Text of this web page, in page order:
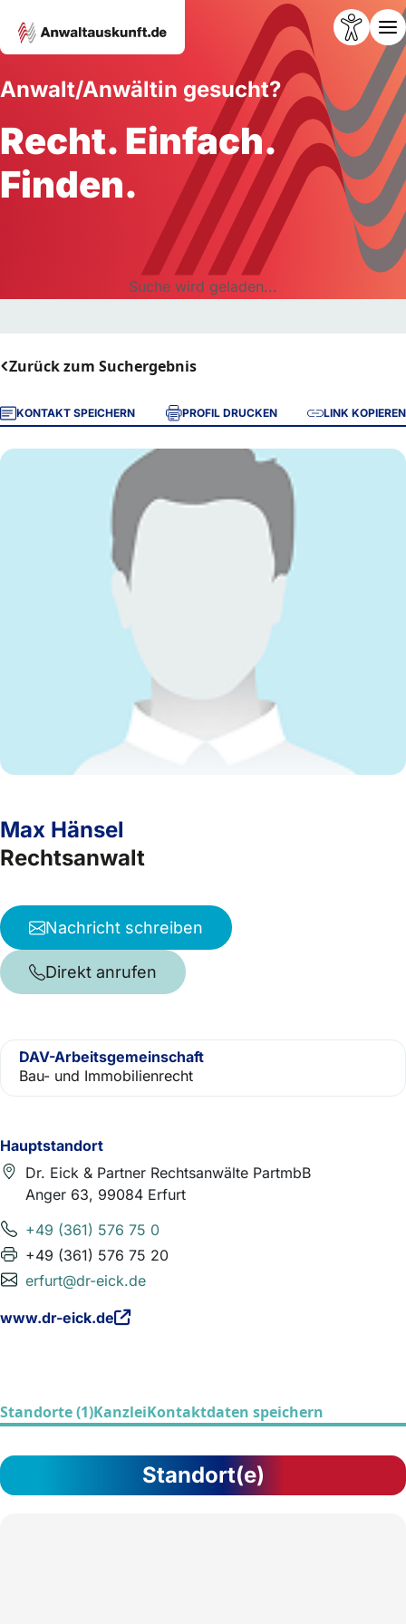
Anwalt/Anwältin gesucht?
Recht. Einfach.
Finden.
Suche wird geladen...
Zurück zum Suchergebnis
KONTAKT SPEICHERN PROFIL DRUCKEN LINK KOPIEREN
Hauptstandort
Dr. Eick & Partner Rechtsanwälte PartmbB
Anger 63, 99084 Erfurt
+49 (361) 576 75 0
+49 (361) 576 75 20
erfurt@dr-eick.de
www.dr-eick.de
Max Hänsel
Rechtsanwalt
Nachricht schreiben
Direkt anrufen
DAV-Arbeitsgemeinschaft
Bau- und Immobilienrecht
Standorte (1)KanzleiKontaktdaten speichern
Standort(e)